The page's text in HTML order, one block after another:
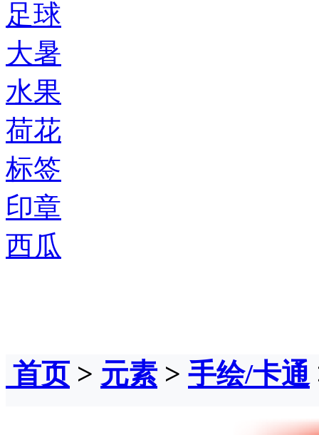
足球
大暑
水果
荷花
标签
印章
西瓜
首页> 元素 > 手绘/卡通